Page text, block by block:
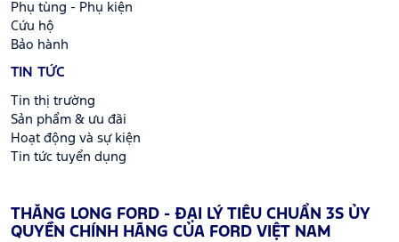
Phụ tùng - Phụ kiện
Cứu hộ
Bảo hành
TIN TỨC
Tin thị trường
Sản phẩm & ưu đãi
Hoạt động và sự kiện
Tin tức tuyển dụng
THĂNG LONG FORD - ĐẠI LÝ TIÊU CHUẨN 3S ỦY
QUYỀN CHÍNH HÃNG CỦA FORD VIỆT NAM